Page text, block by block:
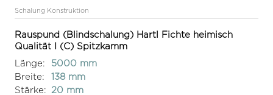
Schalung Konstruktion
Rauspund (Blindschalung) Hartl Fichte heimisch
Qualität I (C) Spitzkamm
Länge:
5000 mm
Breite:
138 mm
Stärke:
20 mm